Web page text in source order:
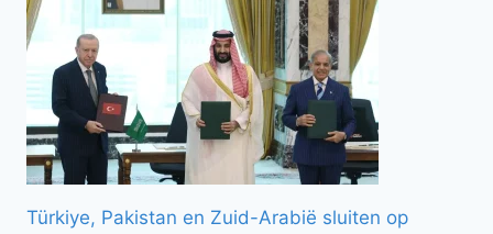
Türkiye, Pakistan en Zuid-Arabië sluiten op